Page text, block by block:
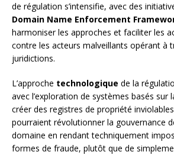
de régulation s’intensifie, avec des
Domain Name Enforcement
harmoniser les approches et faciliter les
contre les acteurs malveillants opérant à
juridictions.
L’approche technologique de la
avec l’exploration de systèmes basés sur
créer des registres de propriété
pourraient révolutionner la gouvernance
domaine en rendant techniquement
formes de fraude, plutôt que de